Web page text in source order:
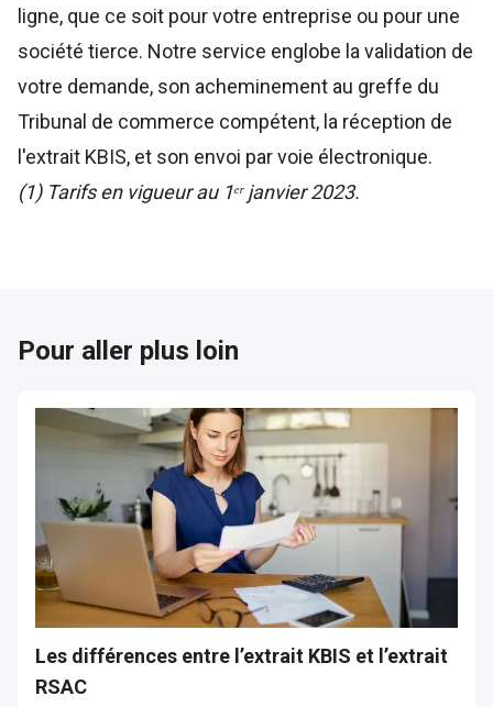
ligne, que ce soit pour votre entreprise ou pour une
société tierce. Notre service englobe la validation de
votre demande, son acheminement au greffe du
Tribunal de commerce compétent, la réception de
l'extrait KBIS, et son envoi par voie électronique.
(1) Tarifs en vigueur au 1ᵉʳ janvier 2023.
Pour aller plus loin
Les différences entre l’extrait KBIS et l’extrait
RSAC